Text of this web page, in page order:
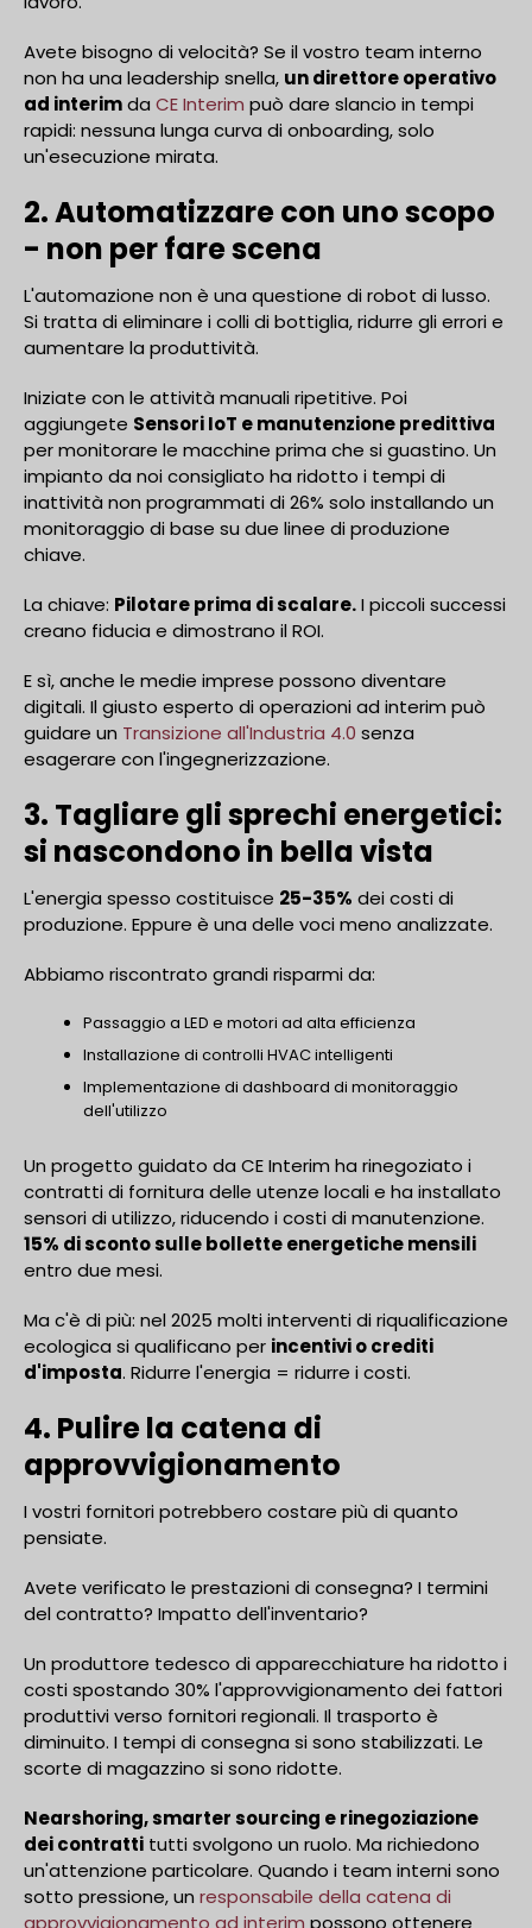
Avete bisogno di velocità? Se il vostro team interno
non ha una leadership snella, un direttore operativo
ad interimda CE Interim può dare slancio in tempi
rapidi: nessuna lunga curva di onboarding, solo
un'esecuzione mirata.
2. Automatizzare con uno scopo
- non per fare scena
L'automazione non è una questione di robot di lusso.
Si tratta di eliminare i colli di bottiglia, ridurre gli errori e
aumentare la produttività.
Iniziate con le attività manuali ripetitive. Poi
aggiungete Sensori IoT e manutenzione predittiva
per monitorare le macchine prima che si guastino. Un
impianto da noi consigliato ha ridotto i tempi di
inattività non programmati di 26% solo installando un
monitoraggio di base su due linee di produzione
chiave.
La chiave: Pilotare prima di scalare.I piccoli successi
creano fiducia e dimostrano il ROI.
E sì, anche le medie imprese possono diventare
digitali. Il giusto esperto di operazioni ad interim può
guidare un Transizione all'Industria 4.0 senza
esagerare con l'ingegnerizzazione.
3. Tagliare gli sprechi energetici:
si nascondono in bella vista
L'energia spesso costituisce 25-35% dei costi di
produzione. Eppure è una delle voci meno analizzate.
Abbiamo riscontrato grandi risparmi da:
Passaggio a LED e motori ad alta efficienza
Installazione di controlli HVAC intelligenti
Implementazione di dashboard di monitoraggio
dell'utilizzo
Un progetto guidato da CE Interim ha rinegoziato i
contratti di fornitura delle utenze locali e ha installato
sensori di utilizzo, riducendo i costi di manutenzione.
15% di sconto sulle bollette energetiche mensili
entro due mesi.
Ma c'è di più: nel 2025 molti interventi di riqualificazione
ecologica si qualificano per incentivi o crediti
d'imposta. Ridurre l'energia = ridurre i costi.
4. Pulire la catena di
approvvigionamento
I vostri fornitori potrebbero costare più di quanto
pensiate.
Avete verificato le prestazioni di consegna? I termini
del contratto? Impatto dell'inventario?
Un produttore tedesco di apparecchiature ha ridotto i
costi spostando 30% l'approvvigionamento dei fattori
produttivi verso fornitori regionali. Il trasporto è
diminuito. I tempi di consegna si sono stabilizzati. Le
scorte di magazzino si sono ridotte.
Nearshoring, smarter sourcing e rinegoziazione
dei contratti tutti svolgono un ruolo. Ma richiedono
un'attenzione particolare. Quando i team interni sono
sotto pressione, un responsabile della catena di
approvvigionamento ad interim possono ottenere